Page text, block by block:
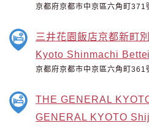
京都府京都市中京區六角町371
三井花園飯店京都新町
Kyoto Shinmachi
京都府京都市中京區六角町361
THE GENERAL
GENERAL KYOTO